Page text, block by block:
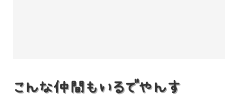
こんな仲間もいるでやんす